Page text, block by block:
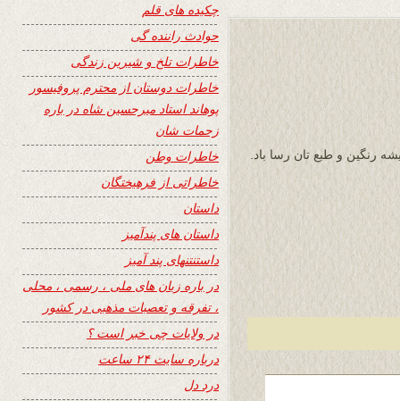
رنگین و طبع تان رسا باد.
چکیده های قلم
حوادث راننده گی
خاطرات تلخ و شیرین زندگی
خاطرات دوستان از محترم پروفیسور
پوهاند استاد میرحسین شاه در باره
زحمات شان
خاطرات وطن
خاطراتی از فرهیختگان
داستان
داستان های پندآمیز
داستنتنهای پند آمیز
در باره زبان های ملی ، رسمی ، محلی
، تفرقه و تعصبات مذهبی در کشور
در ولایات چی خبر است ؟
درباره سایت ۲۴ ساعت
درد دل